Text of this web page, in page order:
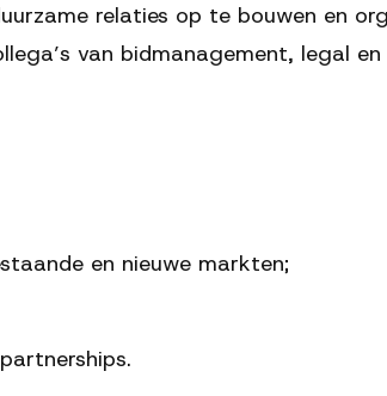
relaties op te bouwen en
van bidmanagement, legal
en nieuwe markten;